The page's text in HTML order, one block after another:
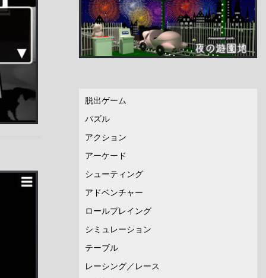
脱出ゲーム
パズル
アクション
アーケード
シューティング
アドベンチャー
ロールプレイング
シミュレーション
テーブル
レーシング／レース